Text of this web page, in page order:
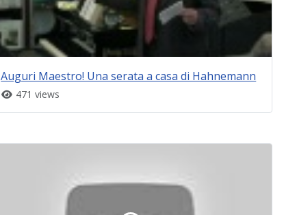
Auguri Maestro! Una serata a casa di Hahnemann
471 views